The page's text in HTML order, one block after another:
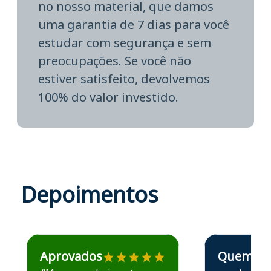
no nosso material, que damos
uma garantia de 7 dias para você
estudar com segurança e sem
preocupações. Se você não
estiver satisfeito, devolvemos
100% do valor investido.
Depoimentos
Estudante José recomenda o Aprova Concursos em
Aprovados
Estudante Elais
Quem